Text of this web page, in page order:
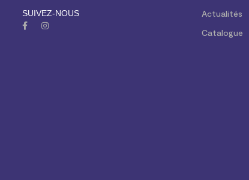
SUIVEZ-NOUS
Actualités
Catalogue